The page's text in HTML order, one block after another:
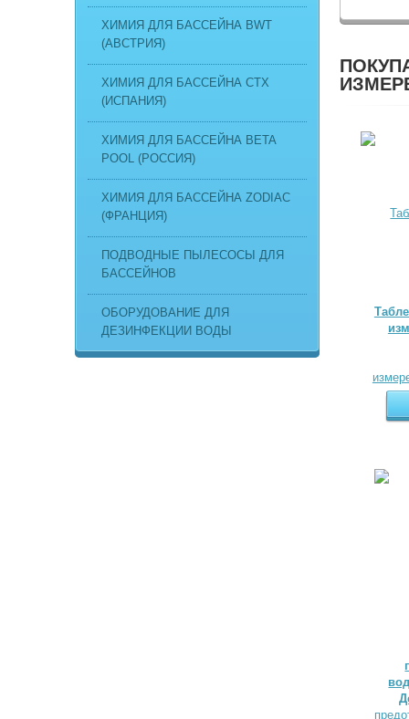
ХИМИЯ ДЛЯ БАССЕЙНА BWT
(АВСТРИЯ)
ХИМИЯ ДЛЯ БАССЕЙНА CTX
(ИСПАНИЯ)
ХИМИЯ ДЛЯ БАССЕЙНА BETA
POOL (РОССИЯ)
ХИМИЯ ДЛЯ БАССЕЙНА ZODIAC
(ФРАНЦИЯ)
ПОДВОДНЫЕ ПЫЛЕСОСЫ ДЛЯ
БАССЕЙНОВ
ОБОРУДОВАНИЕ ДЛЯ
ДЕЗИНФЕКЦИИ ВОДЫ